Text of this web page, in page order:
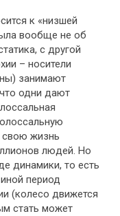
к «низшей
вообще не об
с другой
– носители
занимают
одни дают
свою жизнь
людей. Но
динамики, то есть
период
(колесо движется
стать может